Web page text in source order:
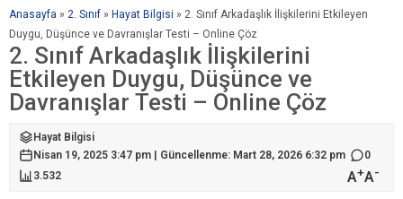
Anasayfa » 2. Sınıf » Hayat Bilgisi » 2. Sınıf Arkadaşlık İlişkilerini Etkileyen
Duygu, Düşünce ve Davranışlar Testi – Online Çöz
2. Sınıf Arkadaşlık İlişkilerini
Etkileyen Duygu, Düşünce ve
Davranışlar Testi – Online Çöz
Hayat Bilgisi
Nisan 19, 2025 3:47 pm | Güncellenme: Mart 28, 2026 6:32 pm
0
3.532
A+A-